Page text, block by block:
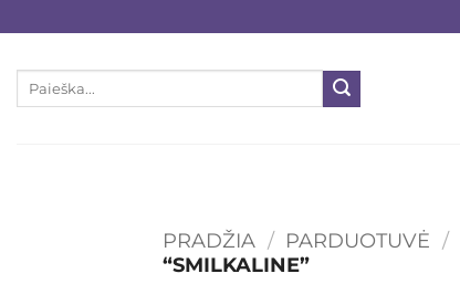
to
content
Ieškoti:
PRADŽIA / PARDUOTUVĖ /
“SMILKALINE”